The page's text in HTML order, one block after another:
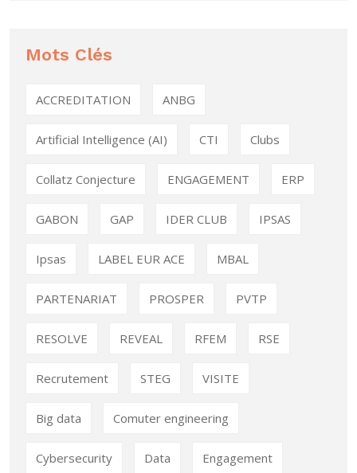
Mots Clés
ACCREDITATION ANBG
Artificial Intelligence (AI) CTI Clubs
Collatz Conjecture ENGAGEMENT ERP
GABON GAP IDER CLUB IPSAS
Ipsas LABEL EUR ACE MBAL
PARTENARIAT PROSPER PVTP
RESOLVE REVEAL RFEM RSE
Recrutement STEG VISITE
Big data Comuter engineering
Cybersecurity Data Engagement